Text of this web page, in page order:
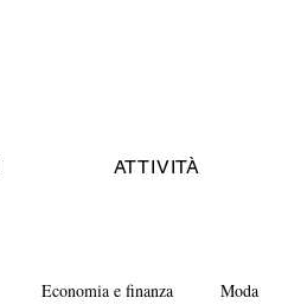
ATTIVITÀ
Economia e finanza Moda